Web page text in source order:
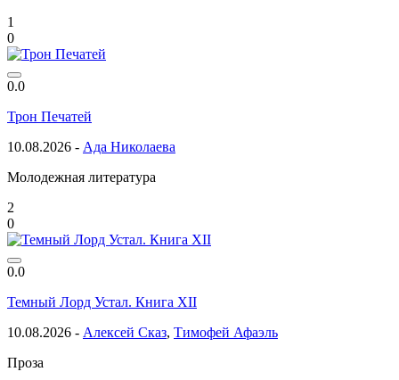
1
0
0.0
Трон Печатей
10.08.2026 - Ада Николаева
Молодежная литература
2
0
0.0
Темный Лорд Устал. Книга XII
10.08.2026 - Алексей Сказ, Тимофей Афаэль
Проза